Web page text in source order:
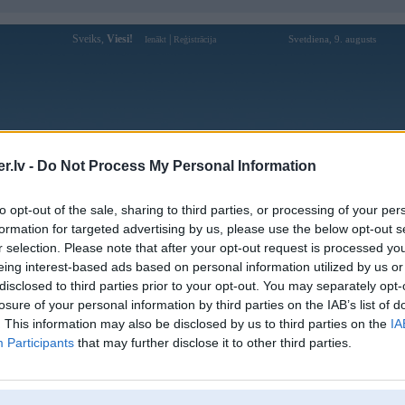
- Do Not Process My Personal Information
opt-out of the sale, sharing to third parties, or processing of your
for targeted advertising by us, please use the below opt-out
selection. Please note that after your opt-out request is processed
interest-based ads based on personal information utilized by us
to third parties prior to your opt-out. You may separately
of your personal information by third parties on the IAB’s list of
This information may also be disclosed by us to third parties on the
Participants that may further disclose it to other third parties.
Sveiks, Viesi! Ienākt Reģistrācija Svetdiena, 9. augusts
Forums Galerijas Reģistrācija Lietotāji
Lietotāja zzzzapporg profils
Lietotājvārds:
zzzzapporg
Ziņojumi forumā:
0
Pēdējie ziņojumi forumā